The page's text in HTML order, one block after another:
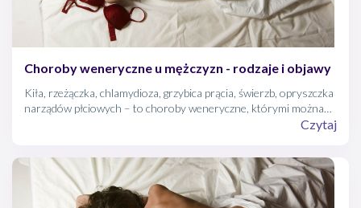
Choroby weneryczne u mężczyzn - rodzaje i objawy
Kiła, rzeżączka, chlamydioza, grzybica prącia, świerzb, opryszczka
narządów płciowych – to choroby weneryczne, którymi można
się zarazić w czasie kontaktów seksualnych. Ze względu na
weneryczne mogą prowadzić do bezpłodności, nowotworów, czy
porażeń systemu nerwowego, a nawet śmierci.
Czytaj